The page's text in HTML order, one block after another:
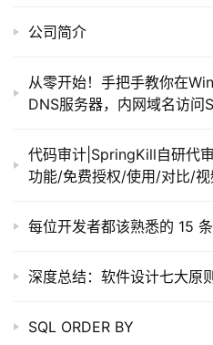
用
链
公司简介
从零开始！手把手教你在
DNS服务器，内网域名访问
代码审计|SpringKill自研代
功能/免费授权/使用/对比/视
每位开发者都该熟悉的 15
深度总结：软件设计七大原则
SQL ORDER BY